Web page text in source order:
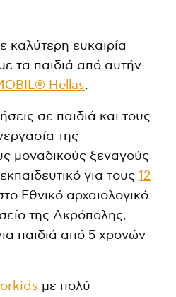
καλύτερη ευκαιρία
τα παιδιά από αυτήν
Hellas.
σε παιδιά και τους
της
μοναδικούς ξεναγούς
για τους 12
Εθνικό αρχαιολογικό
της Ακρόπολης,
παιδιά από 5 χρονών
με πολύ